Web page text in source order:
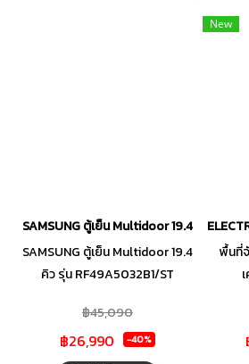
SAMSUNG ตู้เย็น Multidoor 19.4 คิว รุ่น
SAMSUNG ตู้เย็น Multidoor 19.4
คิว รุ่น RF49A5032B1/ST
฿45,090
฿26,990 -40%
New
พื้นที่
ผักไ
ช่วย